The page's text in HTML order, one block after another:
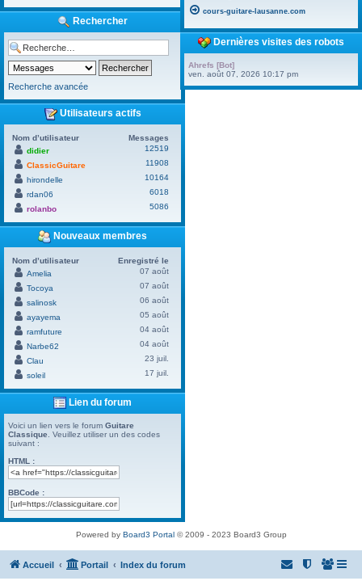
Rechercher
Recherche avancée
Utilisateurs actifs
Nom d’utilisateur
Messages
didier
12519
ClassicGuitare
11908
hirondelle
10164
rdan06
6018
rolanbo
5086
Nouveaux membres
Nom d’utilisateur
Enregistré le
Amelia
07 août
Tocoya
07 août
salinosk
06 août
ayayema
05 août
ramfuture
04 août
Narbe62
04 août
Clau
23 juil.
soleil
17 juil.
Lien du forum
Voici un lien vers le forum Guitare
Classique . Veuillez utiliser un des codes
suivant :
HTML :
BBCode :
cours-guitare-lausanne.com
Dernières visites des robots
Ahrefs [Bot]
ven. août 07, 2026 10:17 pm
Powered by Board3 Portal© 2009 - 2023 Board3 Group
Accueil Portail Index du forum